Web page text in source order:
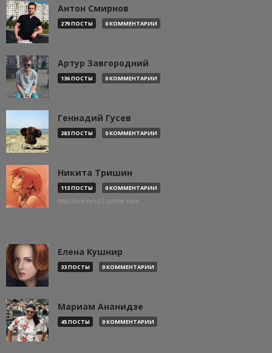
Антон Смирнов
279 ПОСТЫ 0 КОММЕНТАРИИ
Артур Завгородний
136 ПОСТЫ 0 КОММЕНТАРИИ
Геннадий Гусев
283 ПОСТЫ 0 КОММЕНТАРИИ
Никита Тришин
113 ПОСТЫ 0 КОММЕНТАРИИ
http://evil-eye13.tumblr.com
Елена Кушнир
33 ПОСТЫ 0 КОММЕНТАРИИ
Мариам Ананидзе
45 ПОСТЫ 0 КОММЕНТАРИИ